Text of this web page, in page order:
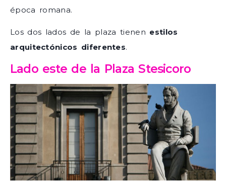
época romana.
Los dos lados de la plaza tienen estilos
arquitectónicos diferentes.
Lado este de la Plaza Stesicoro